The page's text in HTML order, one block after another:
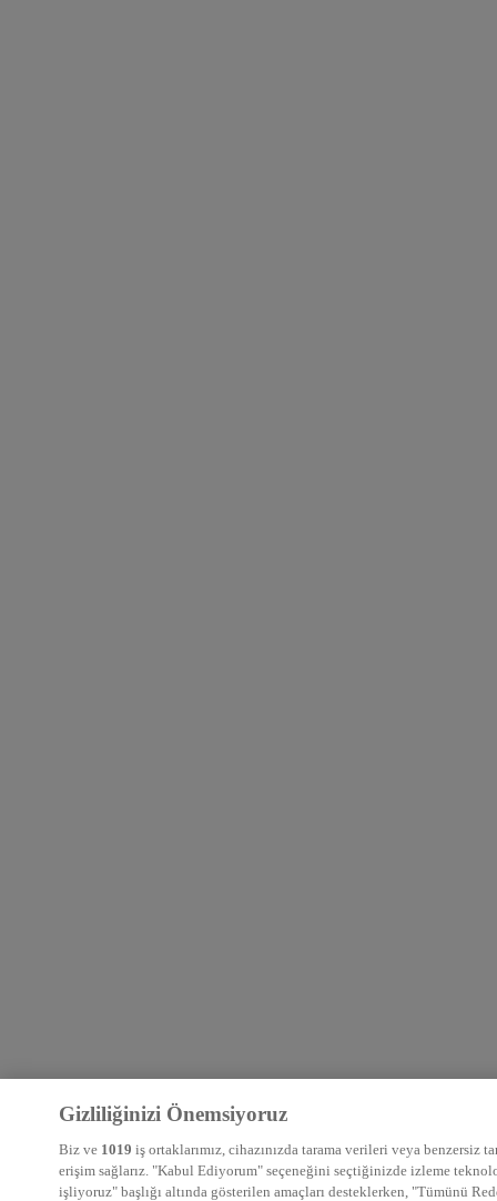
Gizliliğinizi Önemsiyoruz
Biz ve 1019 iş ortaklarımız, cihazınızda tarama verileri veya benzersiz
erişim sağlarız. "Kabul Ediyorum" seçeneğini seçtiğinizde izleme
işliyoruz" başlığı altında gösterilen amaçları desteklerken, "Tümünü